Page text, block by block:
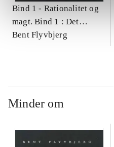
Bind 1 - Rationalitet og
magt. Bind 1 : Det
konkretes videnskab
Bent Flyvbjerg
Minder om